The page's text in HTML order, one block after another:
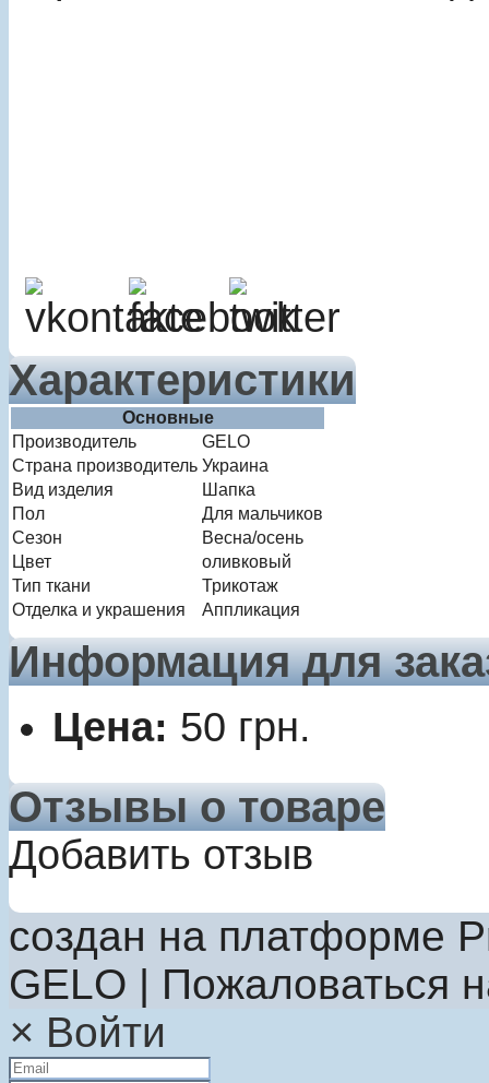
Характеристики
Основные
Производитель
GELO
Страна производитель Украина
Вид изделия
Шапка
Пол
Для мальчиков
Сезон
Весна/осень
Цвет
оливковый
Тип ткани
Трикотаж
Отделка и украшения
Аппликация
Информация для
Цена: 50 грн.
Отзывы о товаре
Добавить отзыв
создан на платформе
GELO | Пожаловаться
× Войти